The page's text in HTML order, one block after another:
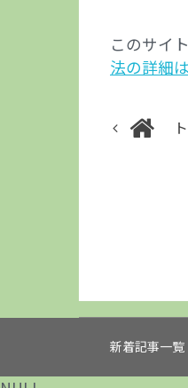
このサイ
法の詳細
新着記事一覧